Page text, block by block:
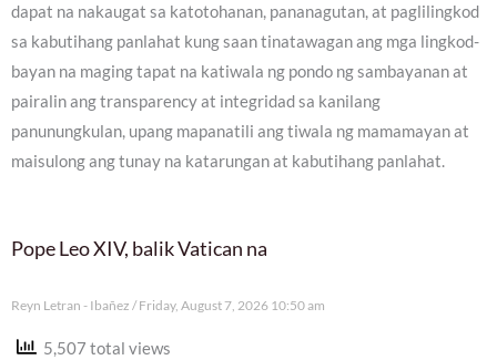
dapat na nakaugat sa katotohanan, pananagutan, at paglilingkod
sa kabutihang panlahat kung saan tinatawagan ang mga lingkod-
bayan na maging tapat na katiwala ng pondo ng sambayanan at
pairalin ang transparency at integridad sa kanilang
panunungkulan, upang mapanatili ang tiwala ng mamamayan at
maisulong ang tunay na katarungan at kabutihang panlahat.
Pope Leo XIV, balik Vatican na
Reyn Letran - Ibañez Friday, August 7, 2026 10:50 am
5,507 total views